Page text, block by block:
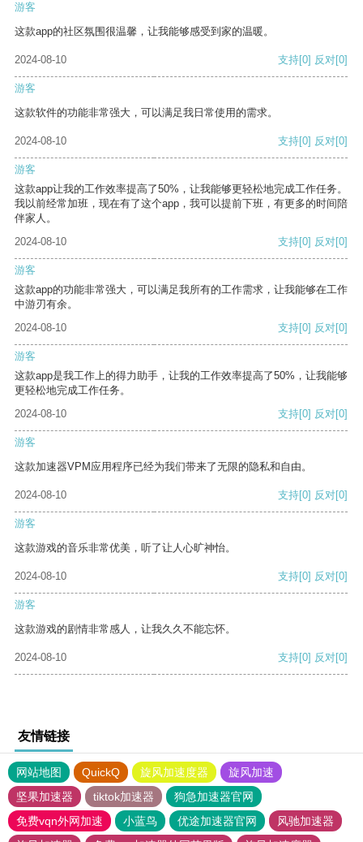
游客
这款app的社区氛围很温馨，让我能够感受到家的温暖。
2024-08-10 支持[0] 反对[0]
游客
这款软件的功能非常强大，可以满足我日常使用的需求。
2024-08-10 支持[0] 反对[0]
游客
这款app让我的工作效率提高了50%，让我能够更轻松地完成工作任务。
我以前经常加班，现在有了这个app，我可以提前下班，有更多的时间陪
伴家人。
2024-08-10
支持[0] 反对[0]
游客
这款app的功能非常强大，可以满足我所有的工作需求，让我能够在工作
中游刃有余。
2024-08-10
支持[0] 反对[0]
游客
这款app是我工作上的得力助手，让我的工作效率提高了50%，让我能够
更轻松地完成工作任务。
2024-08-10
支持[0] 反对[0]
游客
这款加速器VPM应用程序已经为我们带来了无限的隐私和自由。
2024-08-10 支持[0] 反对[0]
游客
这款游戏的音乐非常优美，听了让人心旷神怡。
2024-08-10 支持[0] 反对[0]
游客
这款游戏的剧情非常感人，让我久久不能忘怀。
2024-08-10 支持[0] 反对[0]
友情链接
网站地图 QuickQ 旋风加速度器
旋风加速
坚果加速器
tiktok加速器
狗急加速器官网
免费vqn外网加速
小蓝鸟 优途加速器官网
风驰加速器